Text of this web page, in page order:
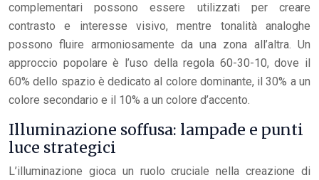
complementari possono essere utilizzati per creare
contrasto e interesse visivo, mentre tonalità analoghe
possono fluire armoniosamente da una zona all’altra. Un
approccio popolare è l’uso della regola 60-30-10, dove il
60% dello spazio è dedicato al colore dominante, il 30% a un
colore secondario e il 10% a un colore d’accento.
Illuminazione soffusa: lampade e punti
luce strategici
L’illuminazione gioca un ruolo cruciale nella creazione di